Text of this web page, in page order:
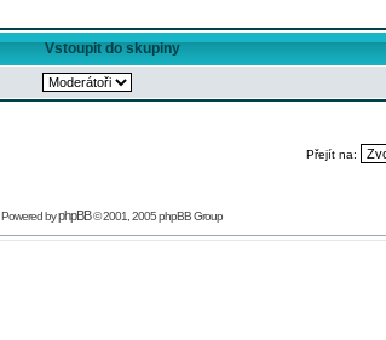
Vstoupit do skupiny
Přejít na:
Powered byphpBB© 2001, 2005 phpBB Group